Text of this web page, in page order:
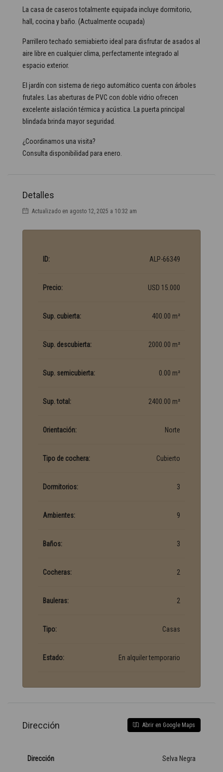
La casa de caseros totalmente equipada incluye dormitorio,
hall, cocina y baño. (Actualmente ocupada)
Parrillero techado semiabierto ideal para disfrutar de asados al
aire libre en cualquier clima, perfectamente integrado al
espacio exterior.
El jardín con sistema de riego automático cuenta con árboles
frutales. Las aberturas de PVC con doble vidrio ofrecen
excelente aislación térmica y acústica. La puerta principal
blindada brinda mayor seguridad.
¿Coordinamos una visita?
Consulta disponibilidad para enero.
Detalles
Actualizado en agosto 12, 2025 a 10:32 am
ID: ALP-66349
Precio: USD 15.000
Sup. cubierta: 400.00 m²
Sup. descubierta: 2000.00 m²
Sup. semicubierta: 0.00 m²
Sup. total: 2400.00 m²
Orientación: Norte
Tipo de cochera: Cubierto
Dormitorios: 3
Ambientes: 9
Baños: 3
Cocheras: 2
Bauleras: 2
Tipo: Casas
Estado: En alquiler temporario
Dirección Abrir en Google Maps
Dirección Selva Negra